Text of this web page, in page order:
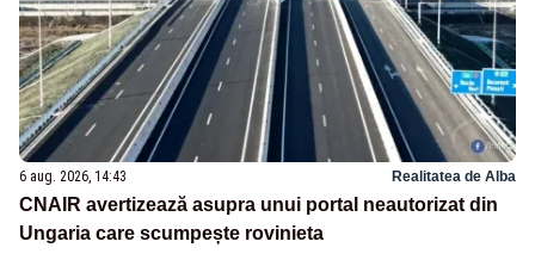
6 aug. 2026, 14:43 Realitatea de Alba
CNAIR avertizează asupra unui portal neautorizat din
Ungaria care scumpește rovinieta